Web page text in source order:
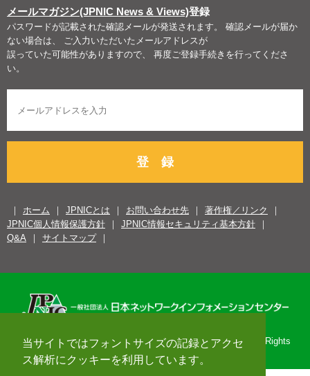
当サイトではフォントサイズの記録とアクセ
ス解析にクッキーを利用しています。
メールマガジン(JPNIC News & Views)登録
パスワードが記載された確認メールが発送されます。 確認メールが届か
ない場合は、 ご入力いただいたメールアドレスが
誤っていた可能性がありますので、 再度ご登録手続きを行ってくださ
い。
登 録
ホーム JPNICとは お問い合わせ先
著作権／リンク
JPNIC個人情報保護方針
JPNIC情報セキュリティ基本方針
Q&A
サイトマップ
Copyright© 1996-2026 Japan Network Information Center. All Rights
Reserved.